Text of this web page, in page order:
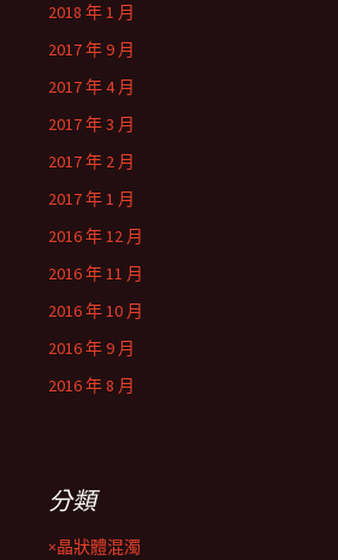
2018 年 1 月
2017 年 9 月
2017 年 4 月
2017 年 3 月
2017 年 2 月
2017 年 1 月
2016 年 12 月
2016 年 11 月
2016 年 10 月
2016 年 9 月
2016 年 8 月
分類
×晶狀體混濁